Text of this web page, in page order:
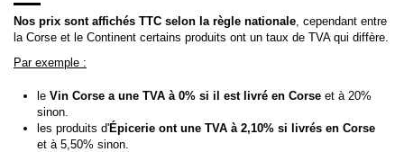
Nos prix sont affichés TTC selon la règle nationale, cependant entre
la Corse et le Continent certains produits ont un taux de TVA qui diffère.
Par exemple :
le Vin Corse a une TVA à 0% si il est livré en Corse et à 20%
sinon.
les produits d'Épicerie ont une TVA à 2,10% si livrés en Corse
et à 5,50% sinon.